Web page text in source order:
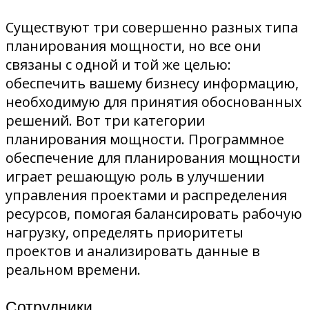
Существуют три совершенно разных типа
планирования мощности, но все они
связаны с одной и той же целью:
обеспечить вашему бизнесу информацию,
необходимую для принятия обоснованных
решений. Вот три категории
планирования мощности. Программное
обеспечение для планирования мощности
играет решающую роль в улучшении
управления проектами и распределения
ресурсов, помогая балансировать рабочую
нагрузку, определять приоритеты
проектов и анализировать данные в
реальном времени.